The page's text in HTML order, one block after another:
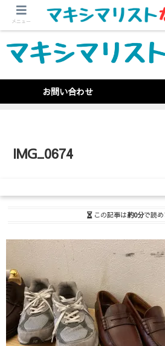
お問い合わせ
IMG_0674
この記事は約0分で読め
メニュー